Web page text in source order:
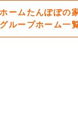
ームたんぽぽの
ループホーム一